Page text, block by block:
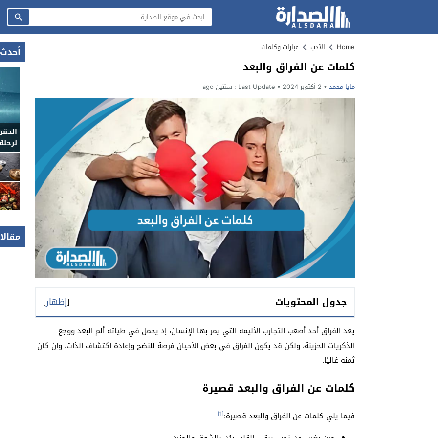
Home الأدب عبارات وكلمات
كلمات عن الفراق والبعد
مايا محمد 2 أكتوبر 2024 Last Update : سنتين ago
جدول المحتويات [إظهار]
يعد الفراق أحد أصعب التجارب الأليمة التي يمر بها الإنسان، إذ يحمل في طياته ألم البعد ووجع
الذكريات الحزينة، ولكن قد يكون الفراق في بعض الأحيان فرصة للنضج وإعادة اكتشاف الذات، وإن كان
ثمنه غاليًا.
كلمات عن الفراق والبعد قصيرة
فيما يلي كلمات عن الفراق والبعد قصيرة:[1]